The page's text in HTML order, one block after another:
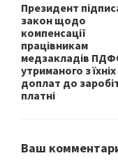
Президент
закон щодо
компенсації
працівникам
медзакладів
утриманого з їхніх
доплат до
платні
Ваш